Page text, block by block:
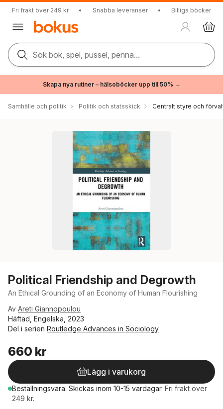
Fri frakt över 249 kr • Snabba leveranser • Billiga böcker
Sök bok, spel, pussel, penna...
Skapa nya rutiner – hälsoböcker upp till 50% →
Samhälle och politik Politik och statsskick Centralt styre och
Political Friendship and Degrowth
An Ethical Grounding of an Economy of Human Flourishing
Av Areti Giannopoulou
Häftad, Engelska, 2023
Del i serien Routledge Advances in Sociology
660 kr
Lägg i varukorg
Beställningsvara. Skickas inom 10-15 vardagar. Fri frakt över
249 kr.